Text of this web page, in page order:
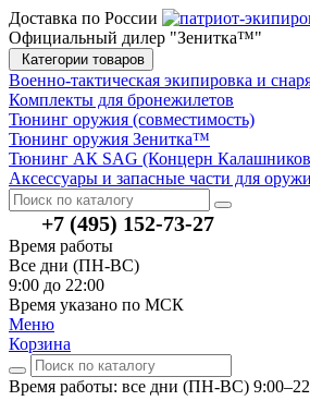
Доставка по России
Официальный дилер "Зенитка™"
Категории товаров
Военно-тактическая экипировка и
Комплекты для бронежилетов
Тюнинг оружия (совместимость)
Тюнинг оружия Зенитка™
Тюнинг АК SAG (Концерн
Аксессуары и запасные части для
+7 (495) 152-73-27
Время работы
Все дни (ПН-ВС)
9:00 до 22:00
Время указано по МСК
Меню
Корзина
Время работы: все дни (ПН-ВС)